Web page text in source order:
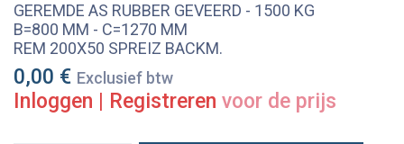
GEREMDE AS RUBBER GEVEERD - 1500 KG
B=800 MM - C=1270 MM
REM 200X50 SPREIZ BACKM.
0,00 € Exclusief btw
Inloggen Registreren voor de prijs